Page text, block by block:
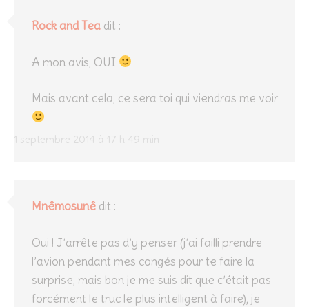
Rock and Tea dit :
1 septembre 2014 à 17 h 49 min
A mon avis, OUI
Mais avant cela, ce sera toi qui viendras me voir
Mnêmosunê dit :
Oui ! J’arrête pas d’y penser (j’ai failli prendre
l’avion pendant mes congés pour te faire la
surprise, mais bon je me suis dit que c’était pas
forcément le truc le plus intelligent à faire), je